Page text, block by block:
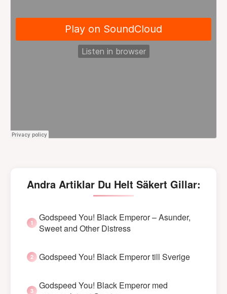
Andra Artiklar Du Helt Säkert Gillar:
Godspeed You! Black Emperor – Asunder,
Sweet and Other Distress
Godspeed You! Black Emperor till Sverige
Godspeed You! Black Emperor med